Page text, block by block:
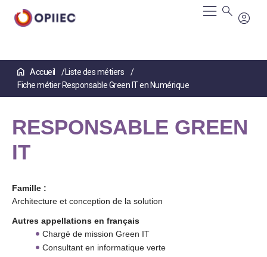
contenu
principal
Accueil
Liste des métiers
Fiche métier Responsable Green IT en Numérique
RESPONSABLE GREEN
IT
Famille :
Architecture et conception de la solution
Autres appellations en français
Chargé de mission Green IT
Consultant en informatique verte